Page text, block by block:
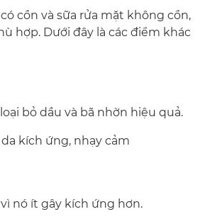
cồn và sữa rửa mặt không cồn,
hợp. Dưới đây là các điểm khác
bỏ dầu và bã nhờn hiệu quả.
kích ứng, nhạy cảm
nó ít gây kích ứng hơn.